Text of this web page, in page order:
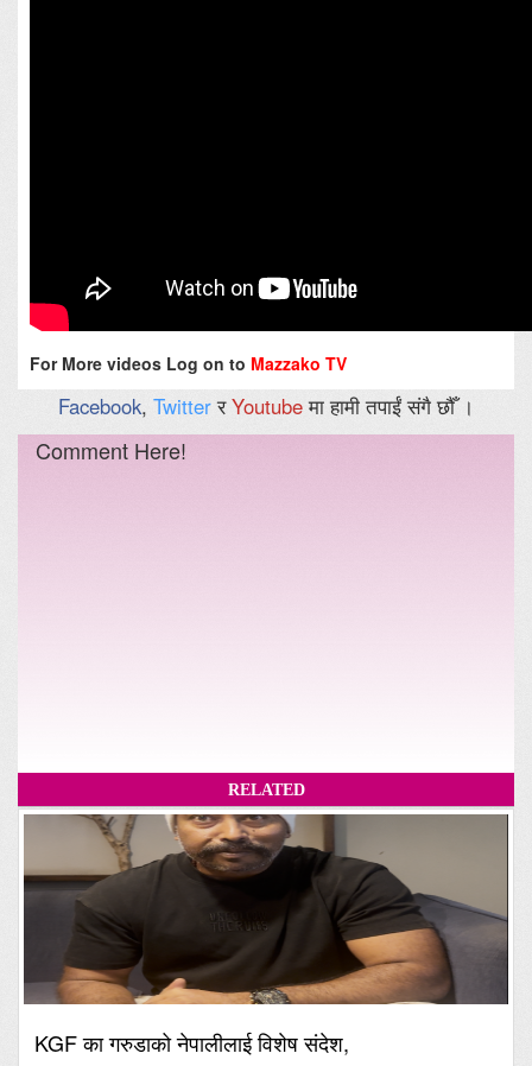
For More videos Log on to Mazzako TV
Facebook, TwitterरYoutubeमा हामी तपाईं संगै छौँ ।
Comment Here!
RELATED
KGF का गरुडाको नेपालीलाई विशेष संदेश,